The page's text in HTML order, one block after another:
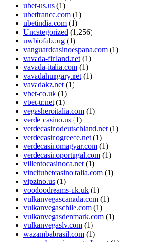
ubet-us.us (1)
ubetfrance.com (1)
ubetindia.com (1)
Uncategorized (1,256)
uwbiofab.org (1)
vanguardcasinoespana.com (1)
vavada-finland.net (1)
vavada-italia.com (1)
vavadahungary.net (1)
vavadakz.net (1)
vbet-co.uk (1)
vbet-tr.net (1)
vegasheroitalia.com (1)
verde-casino.us (1)
verdecasinodeutschland.net (1)
verdecasinogreece.net (1)
verdecasinomagyar.com (1)
verdecasinoportugal.com (1)
villentocasinoca.net (1)
vincitubetcasinoitalia.com (1)
vipzino.us (1)
voodoodreams-uk.uk (1)
vulkanvegascanada.com (1)
vulkanvegaschile.com (1)
vulkanvegasdenmark.com (1)
vulkanvegaslv.com (1)
wazambabrasil.com (1)